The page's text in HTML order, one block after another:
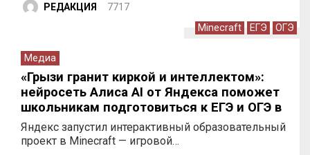
РЕДАКЦИЯ 7717
Minecraft ЕГЭ ОГЭ
Медиа
«Грызи гранит киркой и интеллектом»:
нейросеть Алиса AI от Яндекса поможет
школьникам подготовиться к ЕГЭ и ОГЭ в
Minecraft
Яндекс запустил интерактивный образовательный
проект в Minecraft — игровой…